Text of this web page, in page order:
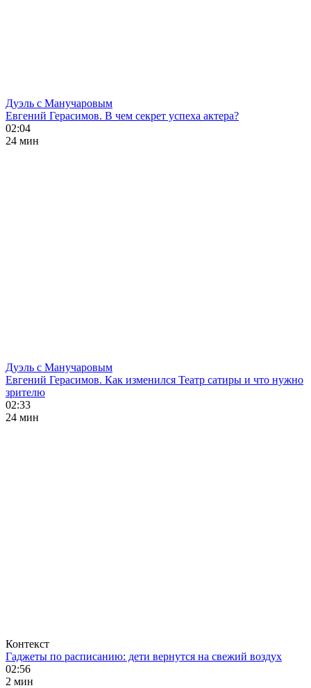
Дуэль с Манучаровым
Евгений Герасимов. В чем секрет успеха актера?
02:04
24 мин
Дуэль с Манучаровым
Евгений Герасимов. Как изменился Театр сатиры и что нужно
зрителю
02:33
24 мин
Контекст
Гаджеты по расписанию: дети вернутся на свежий воздух
02:56
2 мин